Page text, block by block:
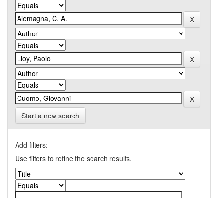
Start a new search
Add filters:
Use filters to refine the search results.